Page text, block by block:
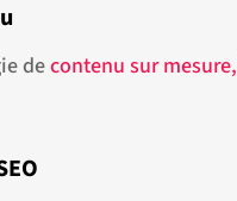
decontenu sur mesure,